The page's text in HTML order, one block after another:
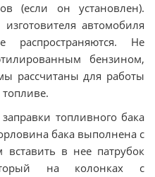
(если он установлен).
автомобиля
Не
бензином,
рассчитаны для работы
топливного бака
бака выполнена с
в нее патрубок
на колонках с